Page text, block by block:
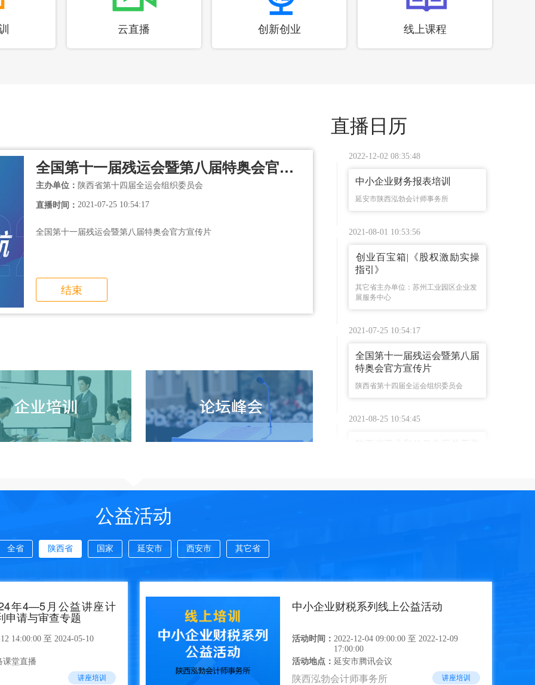
云直播 创新创业 线上课程
全国第十一届残运会暨第八届特奥会官方宣传片
主办单位： 陕西省第十四届全运会组织委员会
直播时间： 2021-07-25 10:54:17
全国第十一届残运会暨第八届特奥会官方宣传片
结束
直播日历
2022-12-02 08:35:48
中小企业财务报表培训
延安市陕西泓勃会计师事务所
2021-08-01 10:53:56
​创业百宝箱|《股权激励实操
指引》
其它省主办单位：苏州工业园区企业发
展服务中心
2021-07-25 10:54:17
全国第十一届残运会暨第八届
特奥会官方宣传片
陕西省第十四届全运会组织委员会
2021-08-25 10:54:45
法规大讲堂” 活动的通知】
陕西省陕西省中小企业服务中心
公益活动
全省 陕西省 国家 延安市 西安市 其它省
年4—5月公益讲座计
申请与审查专题
14:00:00 至 2024-05-10
课堂直播
讲座培训
中小企业财税系列线上公益活动
活动时间： 2022-12-04 09:00:00 至 2022-12-09
17:00:00
活动地点： 延安市腾讯会议
陕西泓勃会计师事务所 讲座培训